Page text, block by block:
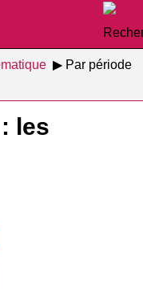
Par période
les